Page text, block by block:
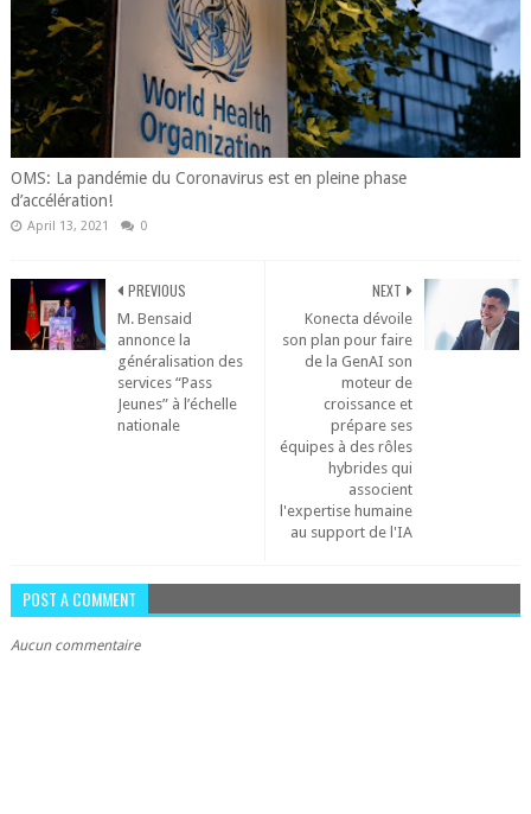
OMS: La pandémie du Coronavirus est en pleine phase
d’accélération!
April 13, 2021 0
NEXT
Konecta dévoile
son plan pour faire
de la GenAI son
moteur de
croissance et
prépare ses
équipes à des rôles
hybrides qui
associent
l'expertise humaine
au support de l'IA
PREVIOUS
M. Bensaid
annonce la
généralisation des
services “Pass
Jeunes” à l’échelle
nationale
POST A COMMENT
Aucun commentaire